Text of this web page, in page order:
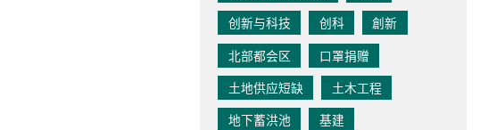
创新与科技
创科
創新
北部都会区
口罩捐赠
土地供应短缺
土木工程
地下蓄洪池
基建